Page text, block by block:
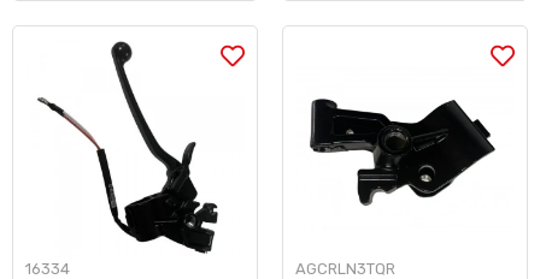
16334 AGCRLN3TQR